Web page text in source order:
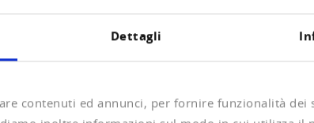
Dettagli
contenuti ed annunci, per fornire funzionalità dei
Der Verband Creditreform hatte gefordert,
erreicht.